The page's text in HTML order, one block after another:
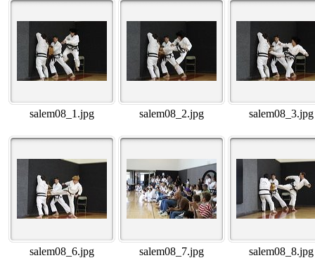
salem08_1.jpg salem08_2.jpg salem08_3.jpg
salem08_6.jpg salem08_7.jpg salem08_8.jpg